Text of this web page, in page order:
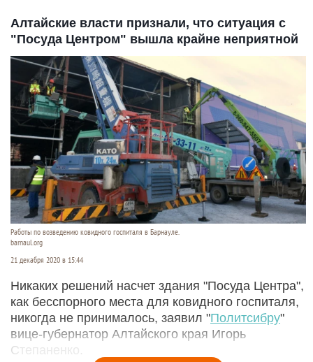
Алтайские власти признали, что ситуация с
"Посуда Центром" вышла крайне неприятной
Работы по возведению ковидного госпиталя в Барнауле.
barnaul.org
21 декабря 2020 в 15:44
Никаких решений насчет здания "Посуда Центра",
как бесспорного места для ковидного госпиталя,
никогда не принималось, заявил "Политсибру"
вице-губернатор Алтайского края Игорь
Степаненко.